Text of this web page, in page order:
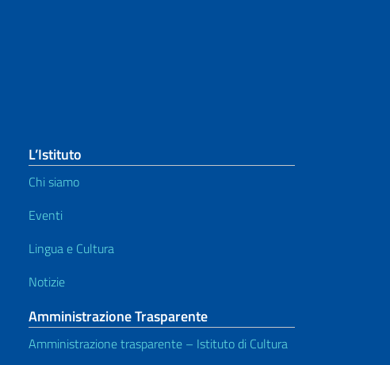
L’Istituto
Chi siamo
Eventi
Lingua e Cultura
Notizie
Amministrazione Trasparente
Amministrazione trasparente – Istituto di Cultura